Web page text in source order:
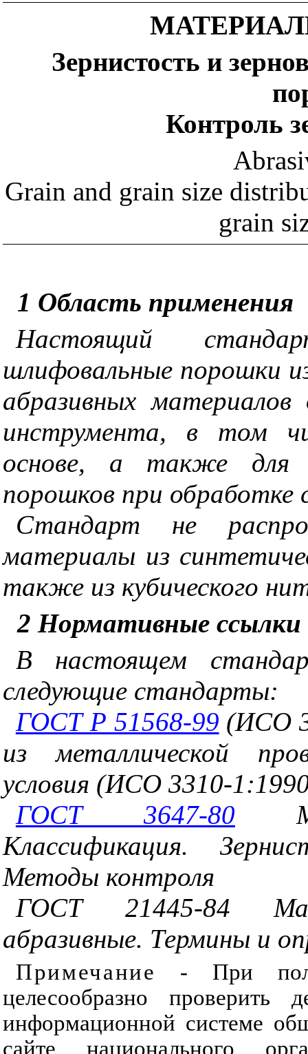
Зернистость и
Контроль
Grain and grain size
grain
1 Область применения
Настоящий
шлифовальные порошки
абразивных материалов
инструмента, в том
основе, а также для
порошков при обработке
Стандарт не
материалы из
также из кубического
2 Нормативные ссылки
В настоящем
следующие стандарты:
ГОСТ Р 51568-99 (ИСО
из металлической
условия (ИСО 3310-
ГОСТ 3647-80
Классификация.
Методы контроля
ГОСТ 21445-84
абразивные. Термины и
Примечание - При
целесообразно проверить
информационной системе
сайте национального